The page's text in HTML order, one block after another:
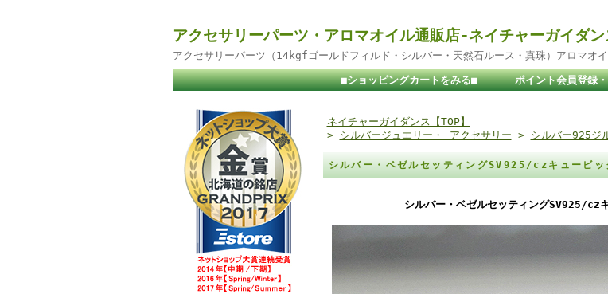
アクセサリーパーツ・アロマオイル通販店-ネイチャーガイダン
アクセサリーパーツ（14kgfゴールドフィルド・シルバー・天然石ルース・真珠）アロマオ
■ショッピングカートをみる■ ｜ ポイント会員登録
ネイチャーガイダンス【TOP】
> シルバージュエリー・ アクセサリー > シルバー925ジ
シルバー・ベゼルセッティングSV925/czキュービ
シルバー・ベゼルセッティングSV925/cz